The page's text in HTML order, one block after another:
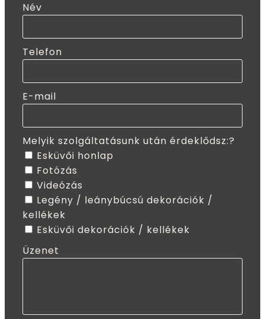
Név
Telefon
E-mail
Melyik szolgáltatásunk után érdeklődsz:?
Esküvői honlap
Fotózás
Videózás
Legény / leánybúcsú dekorációk /
kellékek
Esküvői dekorációk / kellékek
Üzenet